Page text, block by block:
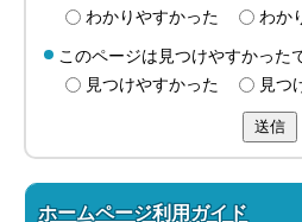
わかりやすかった
わか
このページは見つけやすかった
見つけやすかった
見つ
送信
ホームページ利用ガイド